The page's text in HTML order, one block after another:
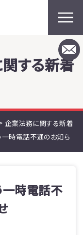
する新着
企業法務に関する新着
時電話不通のお知ら
時電話不